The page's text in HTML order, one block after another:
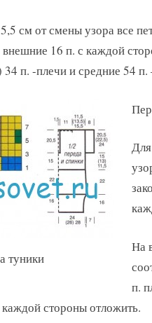
см от смены узора все
16 п. с каждой
п. -плечи и средние 54 п.
туники
На
п.
стороны отложить.